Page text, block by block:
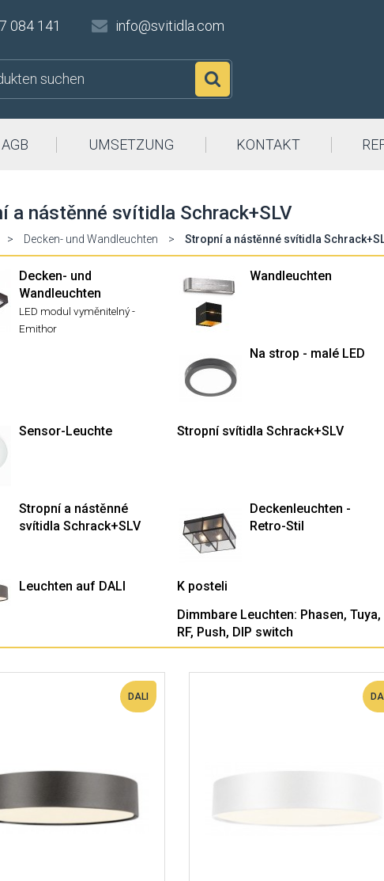
084 141 info@svitidla.com
AGB UMSETZUNG KONTAKT
a nástěnné svítidla Schrack+SLV
> Decken- und Wandleuchten > Stropní a nástěnné svítidla
Decken- und
Wandleuchten
LED modul vyměnitelný -
Emithor
Wandleuchten
Na strop - malé LED
Sensor-Leuchte Stropní svítidla Schrack+SLV
Stropní a nástěnné
svítidla Schrack+SLV
Deckenleuchten -
Retro-Stil
Leuchten auf DALI K posteli
Dimmbare Leuchten: Phasen, Tuya,
RF, Push, DIP switch
DALI